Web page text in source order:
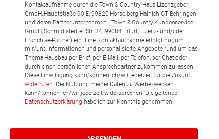
Kontaktaufnahme durch die Town & Country Haus Lizenzgeber
GmbH, Hauptstraße 90 E, 99820 Hörselberg-Hainich OT Behringen
und deren Partnerunternehmen ( Town & Country Kundenservice
GmbH, Schmidtstedter Str. 34, 99084 Erfurt, Lizenz- und/oder
Franchise-Partner) ein. Eine Kontaktaufnahme erfolgt nur, um
mir/uns Informationen und personalisierte Angebote rund um das
Thema Hausbau per Brief, per E-Mail, per Telefon, per Chat oder
durch einen persönlichen Ansprechpartner zukommen zu lassen.
Diese Einwilligung kann/können ich/wir jederzeit für die Zukunft
widerrufen . Der Nutzung meiner Daten zu Werbezwecken
kann/können ich/wir jederzeit widersprechen. Die geltende
Datenschutzerklärung habe ich zur Kenntnis genommen.